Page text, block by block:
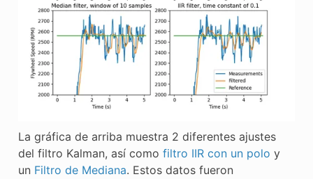
La gráfica de arriba muestra 2 diferentes ajustes
del filtro Kalman, así como filtro IIR con un polo y
un Filtro de Mediana. Estos datos fueron